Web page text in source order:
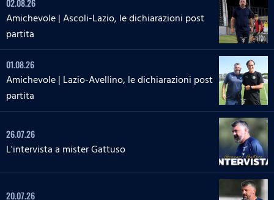
02.08.26
Amichevole | Ascoli-Lazio, le dichiarazioni post
partita
01.08.26
Amichevole | Lazio-Avellino, le dichiarazioni post
partita
26.07.26
L'intervista a mister Gattuso
20.07.26